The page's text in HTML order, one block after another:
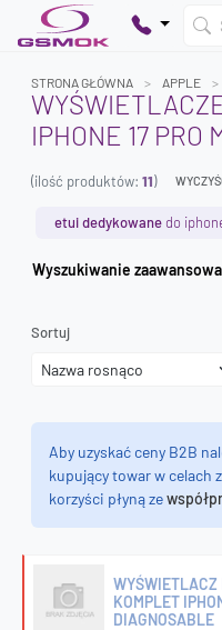
Dodaj
STRONA GŁÓWNA APPLE
IPHONE 17 PRO
(ilość produktów: 11)
etui dedykowane do
Wyszukiwanie
Sortuj
Aby uzyskać ceny B2B
kupujący towar w celach
korzyści płyną ze
WYŚWIETLACZ
KOMPLET
DIAGNOSABLE